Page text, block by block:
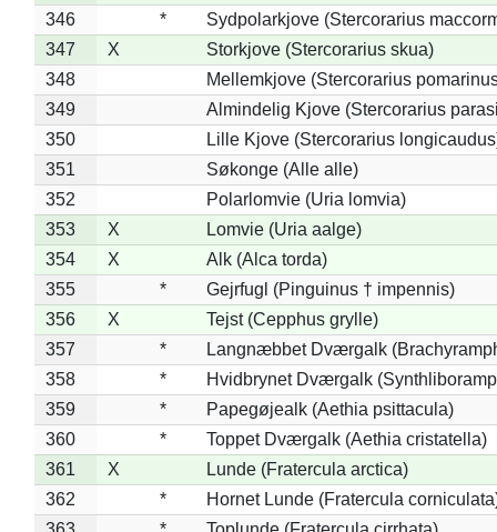
346
*
Sydpolarkjove (Stercorarius
347
X
Storkjove (Stercorarius skua)
348
Mellemkjove (Stercorarius
349
Almindelig Kjove (Stercorarius
350
Lille Kjove (Stercorarius
351
Søkonge (Alle alle)
352
Polarlomvie (Uria lomvia)
353
X
Lomvie (Uria aalge)
354
X
Alk (Alca torda)
355
*
Gejrfugl (Pinguinus † impennis)
356
X
Tejst (Cepphus grylle)
357
*
Langnæbbet Dværgalk
358
*
Hvidbrynet Dværgalk
359
*
Papegøjealk (Aethia psittacula)
360
*
Toppet Dværgalk (Aethia cristatella)
361
X
Lunde (Fratercula arctica)
362
*
Hornet Lunde (Fratercula